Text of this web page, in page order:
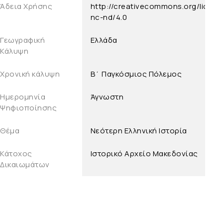
Άδεια Χρήσης
http://creativecommons.org/
nc-nd/4.0
Γεωγραφική
Κάλυψη
Ελλάδα
Χρονική κάλυψη Β΄ Παγκόσμιος Πόλεμος
Ημερομηνία
Ψηφιοποίησης
Άγνωστη
Θέμα Νεότερη Ελληνική Ιστορία
Κάτοχος
Δικαιωμάτων
Ιστορικό Αρχείο Μακεδονίας